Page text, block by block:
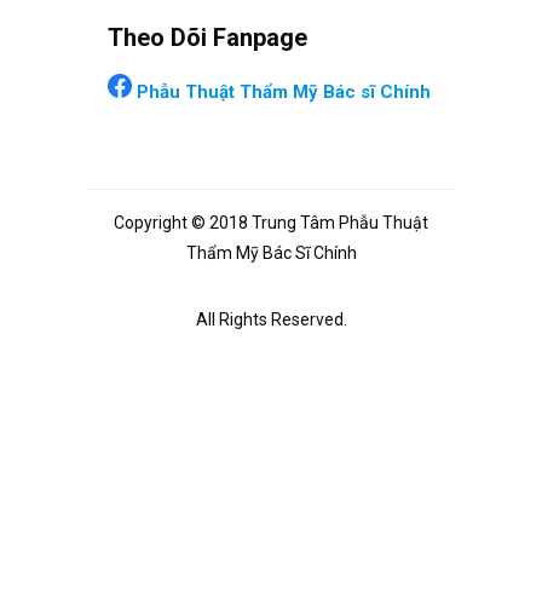
Theo Dõi Fanpage
Phẫu Thuật Thẩm Mỹ Bác sĩ Chính
Copyright © 2018 Trung Tâm Phẫu Thuật
Thẩm Mỹ Bác Sĩ Chính
All Rights Reserved.